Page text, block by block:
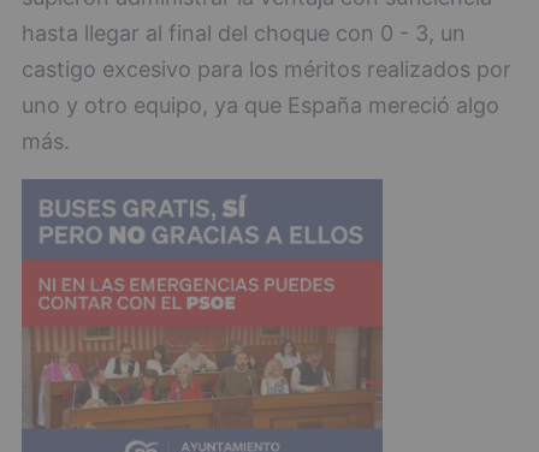
hasta llegar al final del choque con 0 - 3, un
castigo excesivo para los méritos realizados por
uno y otro equipo, ya que España mereció algo
más.